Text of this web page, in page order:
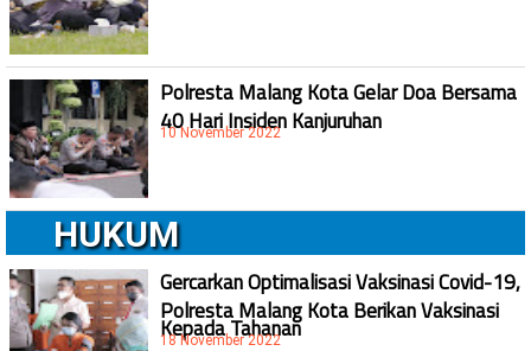
Polresta Malang Kota Gelar Doa Bersama
40 Hari Insiden Kanjuruhan
10 November 2022
HUKUM
Gercarkan Optimalisasi Vaksinasi Covid-19,
Polresta Malang Kota Berikan Vaksinasi
Kepada Tahanan
18 November 2022